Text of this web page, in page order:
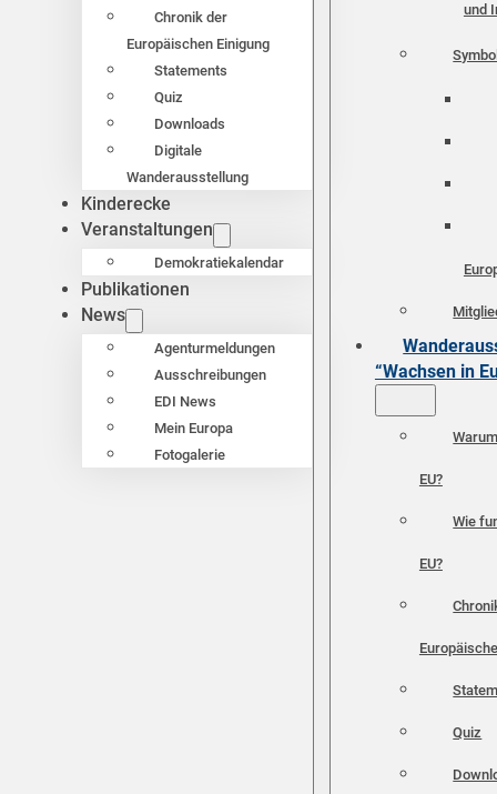
Chronik der
Europäischen Einigung
Statements
Quiz
Downloads
Digitale
Wanderausstellung
Kinderecke
Veranstaltungen
Demokratiekalendar
Publikationen
News
Agenturmeldungen
Ausschreibungen
EDI News
Mein Europa
Fotogalerie
und
“Wachsen in
EU?
Wie
EU?
Quiz